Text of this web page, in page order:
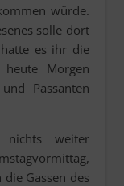
würde.
solle dort
es ihr die
Morgen
Passanten
nichts weiter
Gassen des